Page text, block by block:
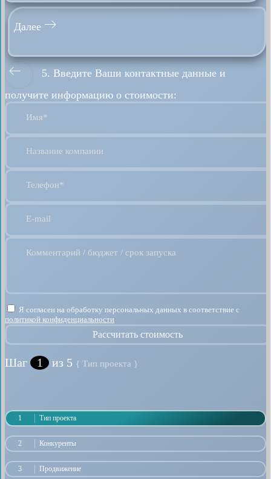
Далее
5. Введите Ваши контактные данные и
получите информацию о стоимости:
Имя*
Название компании
Телефон*
E-mail
Комментарий / бюджет / срок запуска
Я согласен на обработку персональных данных в соответствие с
политикой конфиденциальности
Рассчитать стоимость
Шаг 1 из 5 { Тип проекта }
1 Тип проекта
2 Конкуренты
3 Продвижение